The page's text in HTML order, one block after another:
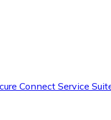
Connect Service